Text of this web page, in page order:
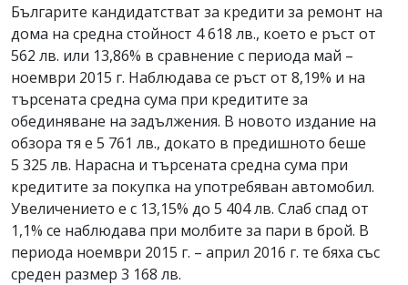
Българите кандидатстват за кредити за ремонт на
дома на средна стойност 4 618 лв., което е ръст от
562 лв. или 13,86% в сравнение с периода май –
ноември 2015 г. Наблюдава се ръст от 8,19% и на
търсената средна сума при кредитите за
обединяване на задължения. В новото издание на
обзора тя е 5 761 лв., докато в предишното беше
5 325 лв. Нарасна и търсената средна сума при
кредитите за покупка на употребяван автомобил.
Увеличението е с 13,15% до 5 404 лв. Слаб спад от
1,1% се наблюдава при молбите за пари в брой. В
периода ноември 2015 г. – април 2016 г. те бяха със
среден размер 3 168 лв.